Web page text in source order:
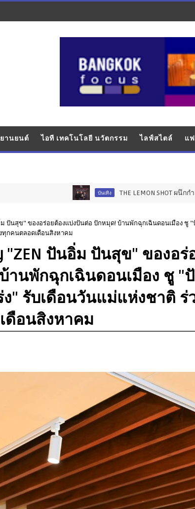
ยานยนต์ ไอที เทคโนโลยี นวัตกรรม ไลฟ์สไตล์ แ
บันเทิง THE LEMON SHOT ผนึกกำลัง SCA
ปันสุข" ของอร่อยต้องแบ่งปันต่อ ปักหมุด! บ้านพักฉุกเฉินดอนเมือง ชู
ทุกคนตลอดเดือนสิงหาคม
ปันอิ่ม ปันสุข" ของอร่
านพักฉุกเฉินดอนเมือง ชู "
" รับเดือนวันแม่แห่งชาติ ร่
ดือนสิงหาคม